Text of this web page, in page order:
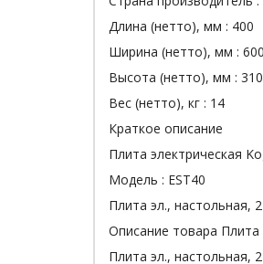
Длина (нетто), мм : 400
Ширина (нетто), мм : 600
Высота (нетто), мм : 310
Вес (нетто), кг : 14
Краткое описание
Плита электрическая
Модель : EST40
Плита эл., настольная,
Описание товара Плита
Плита эл., настольная,